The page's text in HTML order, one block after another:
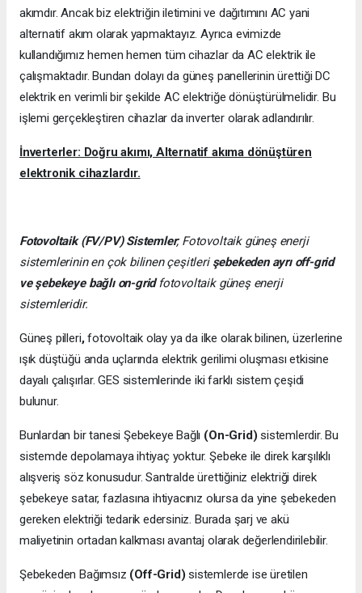
akımdır. Ancak biz elektriğin iletimini ve dağıtımını AC yani
alternatif akım olarak yapmaktayız. Ayrıca evimizde
kullandığımız hemen hemen tüm cihazlar da AC elektrik ile
çalışmaktadır. Bundan dolayı da güneş panellerinin ürettiği DC
elektrik en verimli bir şekilde AC elektriğe dönüştürülmelidir. Bu
işlemi gerçekleştiren cihazlar da inverter olarak adlandırılır.
İnverterler: Doğru akımı, Alternatif akıma dönüştüren
elektronik cihazlardır.
Fotovoltaik (FV/PV) Sistemler; Fotovoltaik güneş enerji
sistemlerinin en çok bilinen çeşitleri şebekeden ayrı off-grid
ve şebekeye bağlı on-gridfotovoltaik güneş enerji
sistemleridir.
Güneş pilleri,fotovoltaik olay ya da ilke olarak bilinen, üzerlerine
ışık düştüğü anda uçlarında elektrik gerilimi oluşması etkisine
dayalı çalışırlar. GES sistemlerinde iki farklı sistem çeşidi
bulunur.
Bunlardan bir tanesi Şebekeye Bağlı (On-Grid) sistemlerdir. Bu
sistemde depolamaya ihtiyaç yoktur. Şebeke ile direk karşılıklı
alışveriş söz konusudur. Santralde ürettiğiniz elektriği direk
şebekeye satar, fazlasına ihtiyacınız olursa da yine şebekeden
gereken elektriği tedarik edersiniz. Burada şarj ve akü
maliyetinin ortadan kalkması avantaj olarak değerlendirilebilir.
Şebekeden Bağımsız (Off-Grid) sistemlerde ise üretilen